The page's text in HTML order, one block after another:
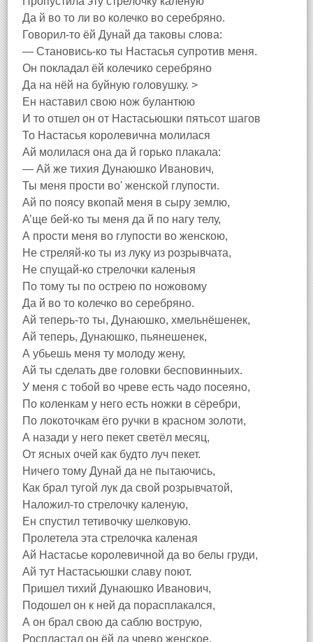
Да й во то ли во колечко во серебряно.
Говорил-то ёй Дунай да таковы слова:
— Становись-ко ты Настасья супротив меня.
Он покладал ёй колечико серебряно
Да на нёй на буйную головушку. >
Ен наставил свою нож булантюю
И то отшел он от Настасьюшки пятьсот шагов
То Настасья королевична молилася
Ай молилася она да й горько плакала:
— Ай же тихия Дунаюшко Иванович,
Ты меня прости во' женской глупости.
Ай по поясу вкопай меня в сыру землю,
А’ще бей-ко ты меня да й по нагу телу,
А прости меня во глупости во женскою,
Не стреляй-ко ты из луку из розрывчата,
Не спущай-ко стрелочки каленыя
По тому ты по острею по ножовому
Да й во то колечко во серебряно.
Ай теперь-то ты, Дунаюшко, хмельнёшенек,
Ай теперь, Дунаюшко, пьянешенек,
А убьешь меня ту молоду жену,
Ай ты сделать две головки бесповинныих.
У меня с тобой во чреве есть чадо посеяно,
По коленкам у него есть ножки в сёребри,
По локоточкам ёго ручки в красном золоти,
А назади у него пекет светёл месяц,
От ясных очей как будто луч пекет.
Ничего тому Дунай да не пытаючись,
Как брал тугой лук да свой розрывчатой,
Наложил-то стрелочку каленую,
Ен спустил тетивочку шелковую.
Пролетела эта стрелочка каленая
Ай Настасье королевичной да во белы груди,
Ай тут Настасьюшки славу поют.
Пришел тихий Дунаюшко Иванович,
Подошел он к ней да порасплакался,
А он брал свою да саблю вострую,
Роспластал он ёй да чрево женское,